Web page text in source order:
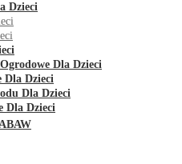
Dzieci
Dla Dzieci
Dla Dzieci
Dla Dzieci
Dla Dzieci